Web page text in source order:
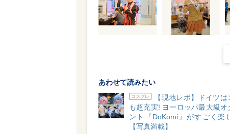
あわせて読みたい
コスプレ
【現地レポ】ドイツは
も超充実! ヨーロッパ最大級オ
ント『DoKomi』がすごく楽
【写真満載】